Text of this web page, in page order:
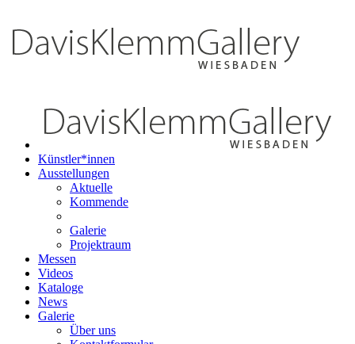
Künstler*innen
Ausstellungen
Aktuelle
Kommende
Galerie
Projektraum
Messen
Videos
Kataloge
News
Galerie
Über uns